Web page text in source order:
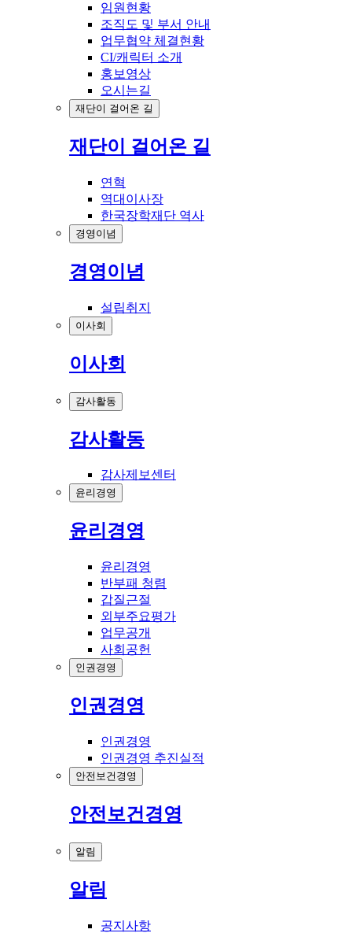
임원현황
조직도 및 부서 안내
업무협약 체결현황
CI/캐릭터 소개
홍보영상
오시는길
재단이 걸어온 길
재단이 걸어온 길
연혁
역대이사장
한국장학재단 역사
경영이념
경영이념
설립취지
이사회
이사회
감사활동
감사활동
감사제보센터
윤리경영
윤리경영
윤리경영
반부패 청렴
갑질근절
외부주요평가
업무공개
사회공헌
인권경영
인권경영
인권경영
인권경영 추진실적
안전보건경영
안전보건경영
알림
알림
공지사항